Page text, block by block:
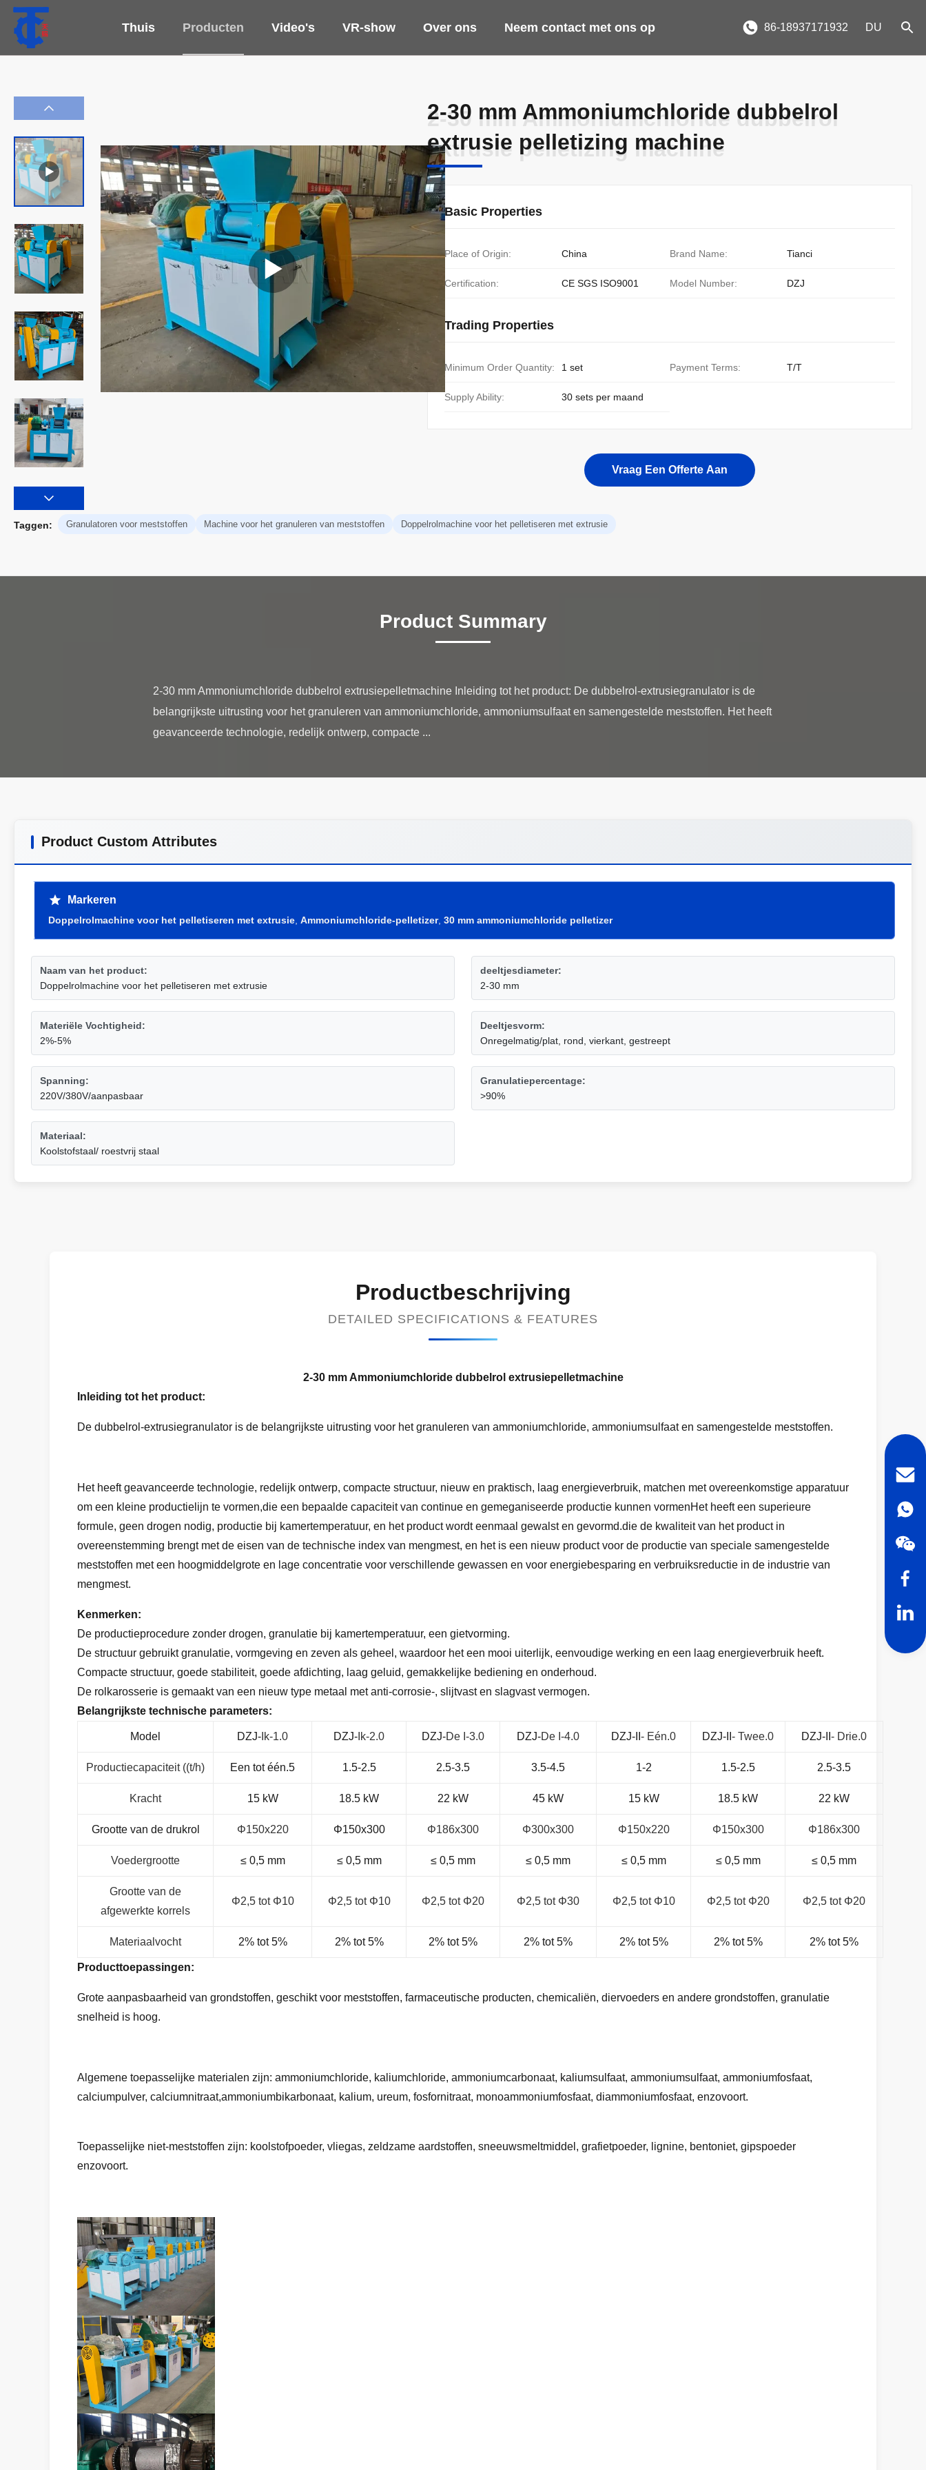
Thuis Producten Video's VR-show Over ons Neem contact met ons op 86-18937171932 DU
2-30 mm Ammoniumchloride dubbelrol
extrusie pelletizing machine
2-30 mm Ammoniumchloride dubbelrol
extrusie pelletizing machine
Basic Properties
Place of Origin: China Brand Name: Tianci
Certification: CE SGS ISO9001 Model Number: DZJ
Trading Properties
Minimum Order Quantity: 1 set Payment Terms: T/T
Supply Ability: 30 sets per maand
Vraag Een Offerte Aan
Taggen: Granulatoren voor meststoffen Machine voor het granuleren van meststoffen Doppelrolmachine voor het pelletiseren met extrusie
Product Summary
2-30 mm Ammoniumchloride dubbelrol extrusiepelletmachine Inleiding tot het product: De dubbelrol-extrusiegranulator is de
belangrijkste uitrusting voor het granuleren van ammoniumchloride, ammoniumsulfaat en samengestelde meststoffen. Het heeft
Product Custom Attributes
Markeren
Doppelrolmachine voor het pelletiseren met extrusie Ammoniumchloride-pelletizer, 30 mm ammoniumchloride pelletizer
Naam van het product:
Doppelrolmachine voor het pelletiseren met extrusie
deeltjesdiameter:
2-30 mm
Materiële Vochtigheid:
2%-5%
Deeltjesvorm:
Onregelmatig/plat, rond, vierkant, gestreept
Spanning:
220V/380V/aanpasbaar
Granulatiepercentage:
>90%
Materiaal:
Koolstofstaal/ roestvrij staal
Productbeschrijving
DETAILED SPECIFICATIONS & FEATURES
2-30 mm Ammoniumchloride dubbelrol extrusiepelletmachine
Inleiding tot het product:
De dubbelrol-extrusiegranulator is de belangrijkste uitrusting voor het granuleren van ammoniumchloride, ammoniumsulfaat en samengestelde meststoffen.
Het heeft geavanceerde technologie, redelijk ontwerp, compacte structuur, nieuw en praktisch, laag energieverbruik, matchen met overeenkomstige apparatuur
om een kleine productielijn te vormen,die een bepaalde capaciteit van continue en gemeganiseerde productie kunnen vormenHet heeft een superieure
formule, geen drogen nodig, productie bij kamertemperatuur, en het product wordt eenmaal gewalst en gevormd.die de kwaliteit van het product in
overeenstemming brengt met de eisen van de technische index van mengmest, en het is een nieuw product voor de productie van speciale samengestelde
meststoffen met een hoogmiddelgrote en lage concentratie voor verschillende gewassen en voor energiebesparing en verbruiksreductie in de industrie van
mengmest.
Kenmerken:
De productieprocedure zonder drogen, granulatie bij kamertemperatuur, een gietvorming.
De structuur gebruikt granulatie, vormgeving en zeven als geheel, waardoor het een mooi uiterlijk, eenvoudige werking en een laag energieverbruik heeft.
Compacte structuur, goede stabiliteit, goede afdichting, laag geluid, gemakkelijke bediening en onderhoud.
De rolkarosserie is gemaakt van een nieuw type metaal met anti-corrosie-, slijtvast en slagvast vermogen.
Belangrijkste technische parameters:
Model DZJ- Ik-1.0 DZJ- Ik-2.0 DZJ-De I-3.0 DZJ-De I-4.0 DZJ-II - Eén.0 DZJ-II - Twee.0 DZJ-II - Drie.0
Productiecapaciteit ((t/h) Een tot één.5 1.5-2.5 2.5-3.5 3.5-4.5 1-2 1.5-2.5 2.5-3.5
Kracht 15 kW 18.5 kW 22 kW 45 kW 15 kW 18.5 kW 22 kW
Grootte van de drukrol Φ150x220 Φ150x300 Φ186x300 Φ300x300 Φ150x220 Φ150x300 Φ186x300
Voedergrootte ≤ 0,5 mm ≤ 0,5 mm ≤ 0,5 mm ≤ 0,5 mm ≤ 0,5 mm ≤ 0,5 mm ≤ 0,5 mm
Grootte van de
afgewerkte korrels
Φ2,5 tot Φ10 Φ2,5 tot Φ10 Φ2,5 tot Φ20 Φ2,5 tot Φ30 Φ2,5 tot Φ10 Φ2,5 tot Φ20 Φ2,5 tot Φ20
Materiaalvocht 2% tot 5% 2% tot 5% 2% tot 5% 2% tot 5% 2% tot 5% 2% tot 5% 2% tot 5%
Producttoepassingen:
Grote aanpasbaarheid van grondstoffen, geschikt voor meststoffen, farmaceutische producten, chemicaliën, diervoeders en andere grondstoffen, granulatie
snelheid is hoog.
Algemene toepasselijke materialen zijn: ammoniumchloride, kaliumchloride, ammoniumcarbonaat, kaliumsulfaat, ammoniumsulfaat, ammoniumfosfaat,
calciumpulver, calciumnitraat,ammoniumbikarbonaat, kalium, ureum, fosfornitraat, monoammoniumfosfaat, diammoniumfosfaat, enzovoort.
Toepasselijke niet-meststoffen zijn: koolstofpoeder, vliegas, zeldzame aardstoffen, sneeuwsmeltmiddel, grafietpoeder, lignine, bentoniet, gipspoeder
enzovoort.